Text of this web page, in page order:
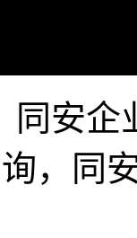
同安企
询，同